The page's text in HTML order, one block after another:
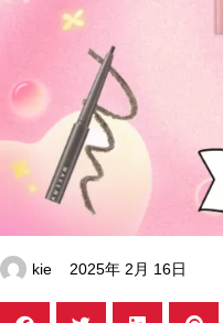
kie 2025年 2月 16日